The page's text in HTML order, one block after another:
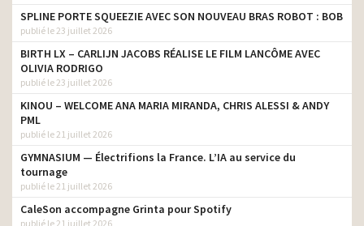
SPLINE PORTE SQUEEZIE AVEC SON NOUVEAU BRAS ROBOT : BOB
publié le 23 juillet 2026
BIRTH LX – CARLIJN JACOBS RÉALISE LE FILM LANCÔME AVEC
OLIVIA RODRIGO
publié le 23 juillet 2026
KINOU – WELCOME ANA MARIA MIRANDA, CHRIS ALESSI & ANDY
PML
publié le 21 juillet 2026
GYMNASIUM — Électrifions la France. L’IA au service du
tournage
publié le 21 juillet 2026
CaleSon accompagne Grinta pour Spotify
publié le 21 juillet 2026